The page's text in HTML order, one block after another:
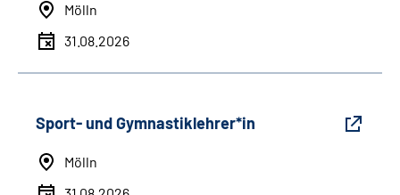
Mölln
31.08.2026
Sport- und Gymnastiklehrer*in
Mölln